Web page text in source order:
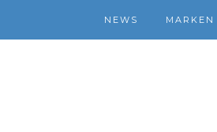
NEWS MARKEN